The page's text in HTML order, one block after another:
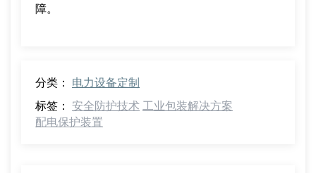
障。
分类： 电力设备定制
标签： 安全防护技术工业包装解决方案
配电保护装置